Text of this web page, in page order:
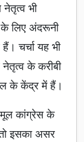
भी
के लिए अंदरूनी
चर्चा यह भी
नेतृत्व के करीबी
के केंद्र में हैं।
कांग्रेस के
इसका असर